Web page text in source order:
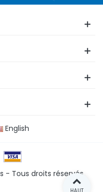
English
- Tous droits réservés